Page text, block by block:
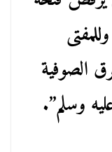
الصوفية
وسلم”.